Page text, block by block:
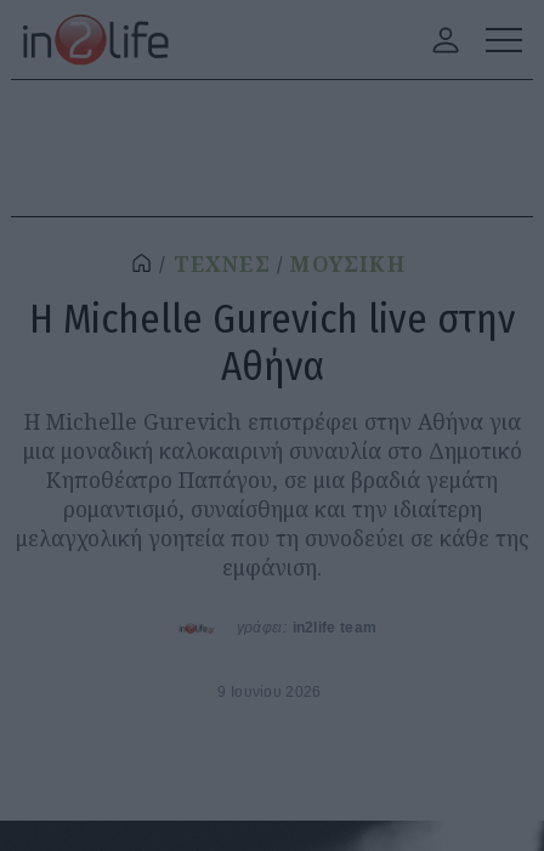
ΤΕΧΝΕΣ ΜΟΥΣΙΚΗ
Η Michelle Gurevich live στην
Αθήνα
Η Michelle Gurevich επιστρέφει στην Αθήνα για
μια μοναδική καλοκαιρινή συναυλία στο Δημοτικό
Κηποθέατρο Παπάγου, σε μια βραδιά γεμάτη
ρομαντισμό, συναίσθημα και την ιδιαίτερη
μελαγχολική γοητεία που τη συνοδεύει σε κάθε της
εμφάνιση.
γράφει: in2life team
9 Ιουνίου 2026